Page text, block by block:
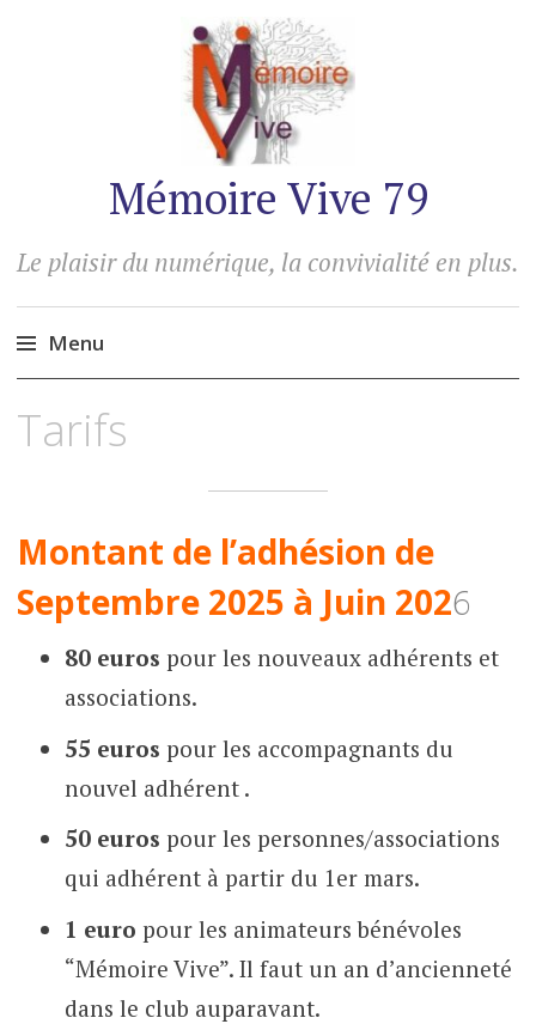
Mémoire Vive 79
Le plaisir du numérique, la convivialité en plus.
Menu
Tarifs
Montant de l’adhésion de
Septembre 2025 à Juin 2026
80 euros pour les nouveaux adhérents et
associations.
55 euros pour les accompagnants du
nouvel adhérent .
50 euros pour les personnes/associations
qui adhérent à partir du 1er mars.
1 euro pour les animateurs bénévoles
“Mémoire Vive”. Il faut un an d’ancienneté
dans le club auparavant.